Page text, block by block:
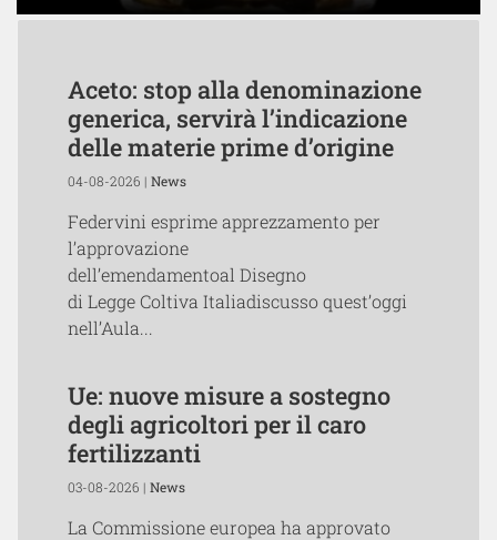
Aceto: stop alla denominazione
generica, servirà l’indicazione
delle materie prime d’origine
04-08-2026 | News
Federvini esprime apprezzamento per
l’approvazione
dell’emendamentoal Disegno
di Legge Coltiva Italiadiscusso quest’oggi
nell’Aula...
Ue: nuove misure a sostegno
degli agricoltori per il caro
fertilizzanti
03-08-2026 | News
La Commissione europea ha approvato